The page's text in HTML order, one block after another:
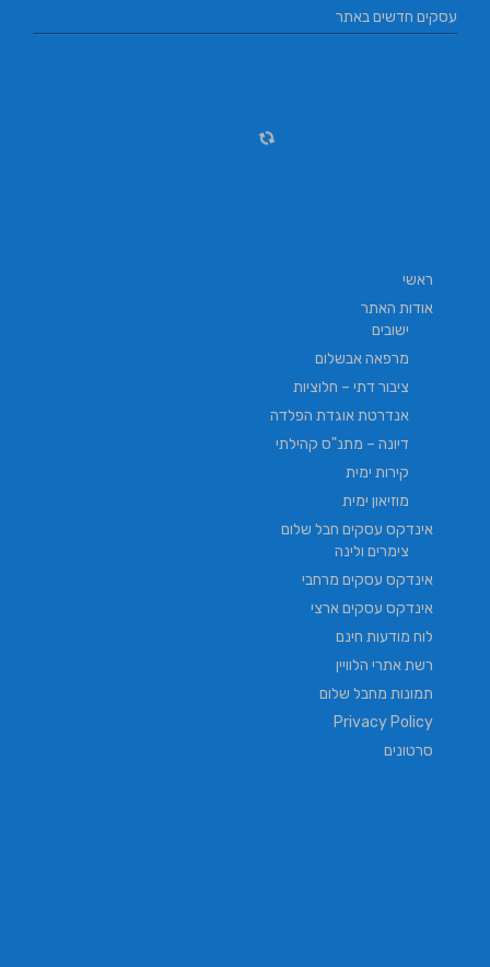
עסקים חדשים באתר
ראשי
אודות האתר
ישובים
מרפאה אבשלום
ציבור דתי – חלוציות
אנדרטת אוגדת הפלדה
דיונה – מתנ"ס קהילתי
קירות ימית
מוזיאון ימית
אינדקס עסקים חבל שלום
צימרים ולינה
אינדקס עסקים מרחבי
אינדקס עסקים ארצי
לוח מודעות חינם
רשת אתרי הלוויין
תמונות מחבל שלום
Privacy Policy
סרטונים